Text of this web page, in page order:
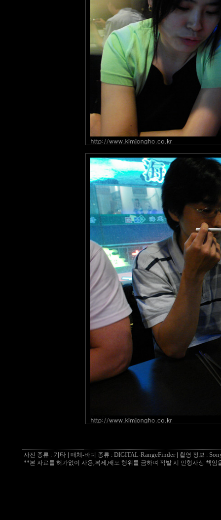
사진 종류 : 기타 | 매체-바디 종류 : DIGITAL-RangeFinder | 촬영 정보 :
**본 자료를 허가없이 사용,복제,배포 행위를 금하며 적발 시 민형사상 책임